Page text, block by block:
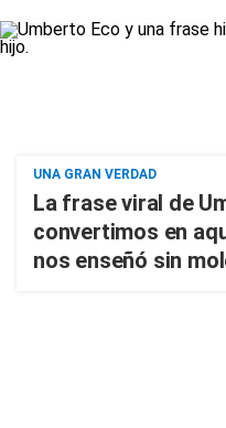
UNA GRAN VERDAD
La frase viral de
convertimos en
nos enseñó sin